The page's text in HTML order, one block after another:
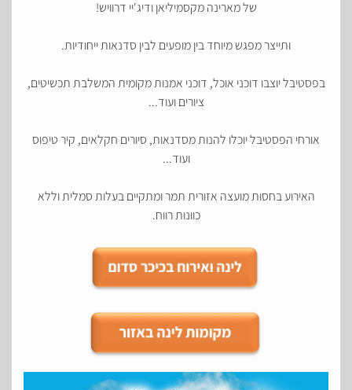
של מארינה מקסמיליאן ודיג'יי דרוויש!
ותייצר מפגש מיוחד בין מופעים לבין סדנאות ייחודיות.
בפסטיבל יוצבו דוכני אוכל, דוכני אמנות מקומית המשלבת תכשיטים,
ציורים ועוד...
אורחי הפסטיבל יוכלו להנות מסדנאות, סיורים חקלאים, קיר טיפוס
ועוד...
האירוע בחסות מועצה אזורית תמר ומתקיים בעלות סמלית וללא
כוונות רווח.